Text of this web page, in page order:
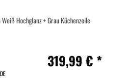
Hochglanz + Grau Küchenzeile
319,99 € *